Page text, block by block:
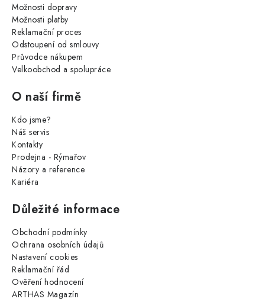
Možnosti dopravy
Možnosti platby
Reklamační proces
Odstoupení od smlouvy
Průvodce nákupem
Velkoobchod a spolupráce
O naší firmě
Kdo jsme?
Náš servis
Kontakty
Prodejna - Rýmařov
Názory a reference
Kariéra
Důležité informace
Obchodní podmínky
Ochrana osobních údajů
Nastavení cookies
Reklamační řád
Ověření hodnocení
ARTHAS Magazín